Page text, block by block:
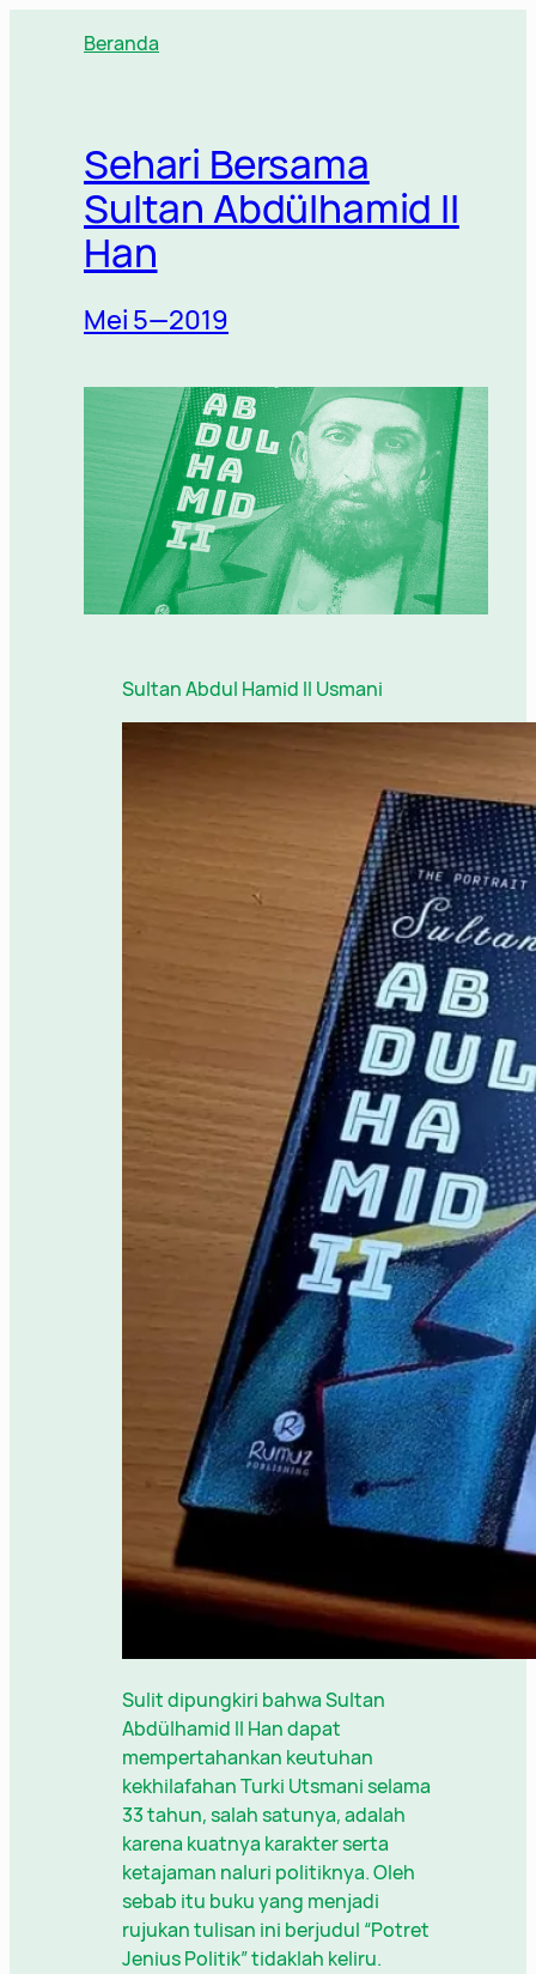
Beranda
Sehari Bersama
Sultan Abdülhamid II
Han
Mei 5—2019
Sultan Abdul Hamid II Usmani
Sulit dipungkiri bahwa Sultan
Abdülhamid II Han dapat
mempertahankan keutuhan
kekhilafahan Turki Utsmani selama
33 tahun, salah satunya, adalah
karena kuatnya karakter serta
ketajaman naluri politiknya. Oleh
sebab itu buku yang menjadi
rujukan tulisan ini berjudul “Potret
Jenius Politik” tidaklah keliru.